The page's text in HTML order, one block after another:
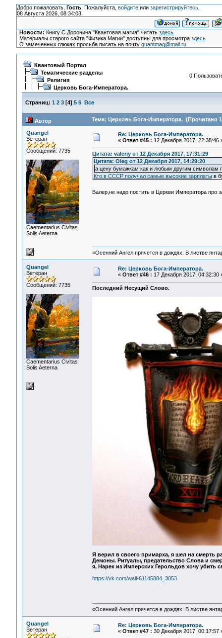
Добро пожаловать, Гость. Пожалуйста, войдитеили зарегистрируйтесь.
08 Августа 2026, 08:34:03
Новости: Книгу С.Доронина "Квантовая магия" читатьздесь
Материалы старого сайта "Физика Магии" доступны для просмотраздесь
О замеченных глюках просьба писать на почтуquantmag@mail.ru
Квантовый Портал
Тематические разделы
Религия
Церковь Бога-Императора.
0
Страниц: 1 2 3[4] 5 6 Все
Автор Тема: Церковь Бога-Императора. (Прочитано
Quangel
Ветеран
Сообщений: 7735
Сaementarius Civitas
Solis Aeterna
Re: Церковь Бога-Императора.
« Ответ #45 : 12 Декабря 2017, 22:38:46
Цитата: valeriy от 12 Декабря 2017, 17:31:29
Цитата: Oleg от 12 Декабря 2017, 14:29:20
а цену бумажкам как и любым другим символам
Кто в СССР получал самые высокие зарплатыв
Валер,не надо постить в Церкви Императора
«Осенний Ангел прячется в дождях. В листве
Quangel
Ветеран
Сообщений: 7735
Сaementarius Civitas
Solis Aeterna
Re: Церковь Бога-Императора.
« Ответ #46 : 17 Декабря 2017, 04:32:30
Последний Несущий Слово.
Я верил в своего примарха, я шел на смерть
Демоны. Ритуалы, предательство Слова и
я, Нарек из Имперских Герольдов хочу убить
https://vk.com/wall-61145884_3053
«Осенний Ангел прячется в дождях. В листве
Quangel
Ветеран
Re: Церковь Бога-Императора.
« Ответ #47 : 30 Декабря 2017, 00:17:57